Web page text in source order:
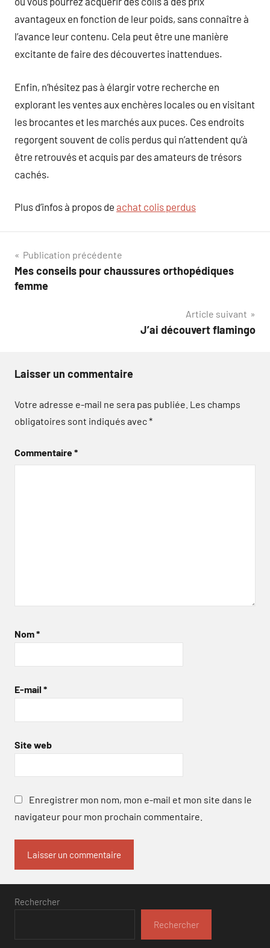
avantageux en fonction de leur poids, sans connaître à
l’avance leur contenu. Cela peut être une manière
excitante de faire des découvertes inattendues.
Enfin, n’hésitez pas à élargir votre recherche en
explorant les ventes aux enchères locales ou en visitant
les brocantes et les marchés aux puces. Ces endroits
regorgent souvent de colis perdus qui n’attendent qu’à
être retrouvés et acquis par des amateurs de trésors
cachés.
Plus d’infos à propos de achat colis perdus
Navigation
de
Publication précédente
Mes conseils pour chaussures orthopédiques
femme
Article suivant
J’ai découvert flamingo
Laisser un commentaire
Votre adresse e-mail ne sera pas publiée. Les champs
obligatoires sont indiqués avec*
Commentaire*
Nom*
E-mail *
Site web
Enregistrer mon nom, mon e-mail et mon site dans le
navigateur pour mon prochain commentaire.
Rechercher
Rechercher